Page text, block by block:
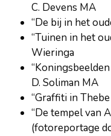
C. Devens MA
“De bij in het
“Tuinen in het
Wieringa
D. Soliman MA
“Graffiti in
“De tempel van
(fotoreportage